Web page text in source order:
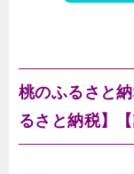
桃のふるさと
るさと納税】